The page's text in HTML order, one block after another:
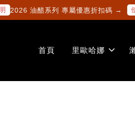
2026 油醋系列 專屬優惠折扣碼 →
首頁 里歐哈娜